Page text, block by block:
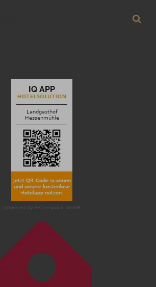
powered by Betterspace GmbH